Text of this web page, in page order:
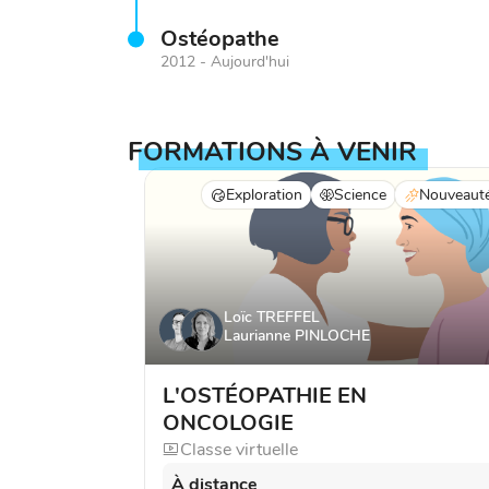
Ostéopathe
2012 - Aujourd'hui
FORMATIONS À VENIR
Exploration Science
Loïc TREFFEL
Laurianne PINLOCHE
L'OSTÉOPATHIE EN
ONCOLOGIE
Classe virtuelle